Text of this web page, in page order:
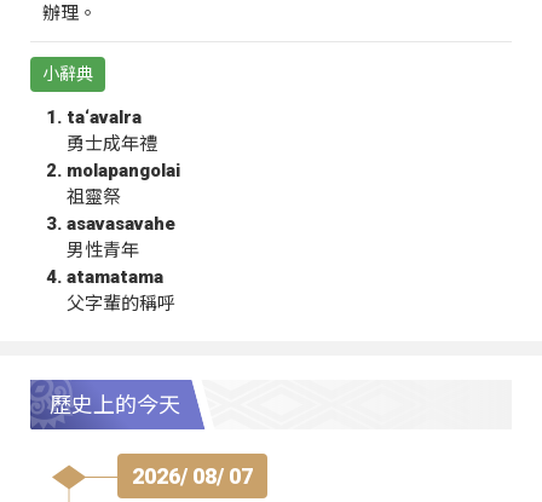
辦理。
小辭典
ta‘avalra
勇士成年禮
molapangolai
祖靈祭
asavasavahe
男性青年
atamatama
父字輩的稱呼
歷史上的今天
2026/ 08/ 07